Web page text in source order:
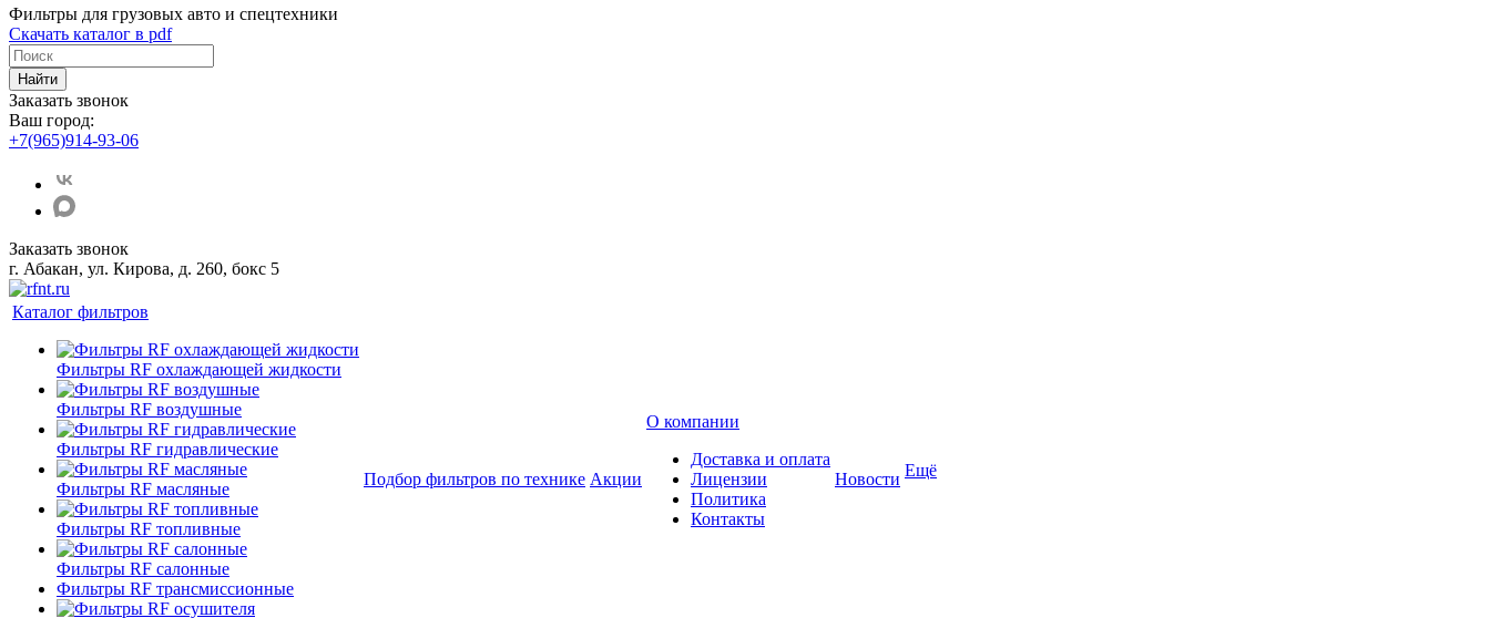
Фильтры для грузовых авто и спецтехники
Скачать каталог в pdf
Найти
Заказать звонок
Ваш город:
+7(965)914-93-06
Заказать звонок
г. Абакан, ул. Кирова, д. 260, бокс 5
Каталог фильтров
Фильтры RF охлаждающей жидкости
Фильтры RF воздушные
Фильтры RF гидравлические
Фильтры RF масляные
Фильтры RF топливные
Фильтры RF салонные
Фильтры RF трансмиссионные
Подбор фильтров по технике Акции
О компании
Доставка и оплата
Лицензии
Политика
Контакты
Новости Ещё